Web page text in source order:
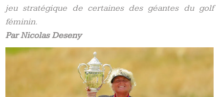
jeu stratégique de certaines des géantes du golf
féminin.
Par Nicolas Deseny